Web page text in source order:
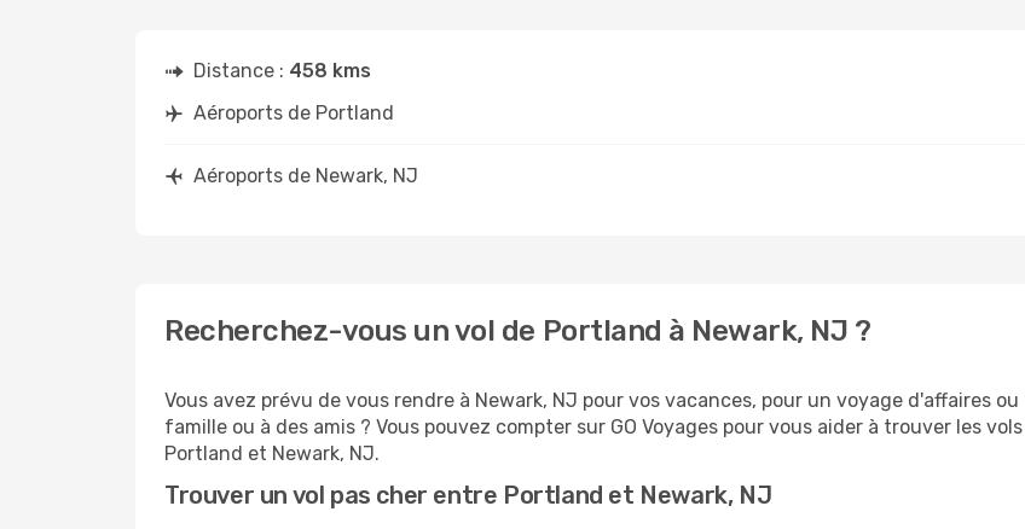
Distance : 458 kms
Aéroports de Portland
Aéroports de Newark, NJ
Recherchez-vous un vol de Portland à Newark, NJ ?
Vous avez prévu de vous rendre à Newark, NJ pour vos vacances, pour un voyage d'affaires
famille ou à des amis ? Vous pouvez compter sur GO Voyages pour vous aider à trouver les
Portland et Newark, NJ.
Trouver un vol pas cher entre Portland et Newark, NJ